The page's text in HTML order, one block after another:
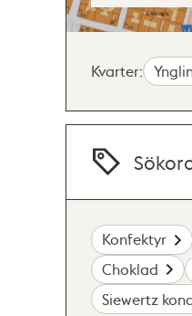
Kvarter:
Konfektyr
Choklad
Siewertz